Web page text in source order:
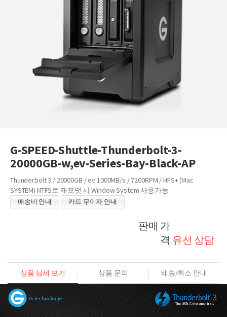
G-SPEED-Shuttle-Thunderbolt-3-
20000GB-w,ev-Series-Bay-Black-AP
Thunderbolt 3 / 20000GB / ev 1000MB/s / 7200RPM / HFS+ (Mac
SYSTEM) NTFS로 재포맷 시 Window System 사용가능
배송비 안내 카드 무이자 안내
판매 가
격 유선 상담
상품 상세 보기 상품 문의 배송/취소 안내